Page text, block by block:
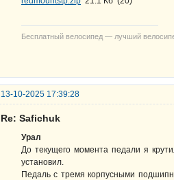
Бесплатный велосипед — лучший
13-10-2025 17:39:28
Re: Safichuk
Урал
До текущего момента педали я
установил.
Педаль с тремя корпусными